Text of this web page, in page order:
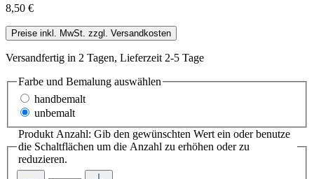
8,50 €
Preise inkl. MwSt. zzgl. Versandkosten
Versandfertig in 2 Tagen, Lieferzeit 2-5 Tage
Farbe und Bemalung auswählen
handbemalt
unbemalt
Produkt Anzahl: Gib den gewünschten Wert ein oder benutze
die Schaltflächen um die Anzahl zu erhöhen oder zu
reduzieren.